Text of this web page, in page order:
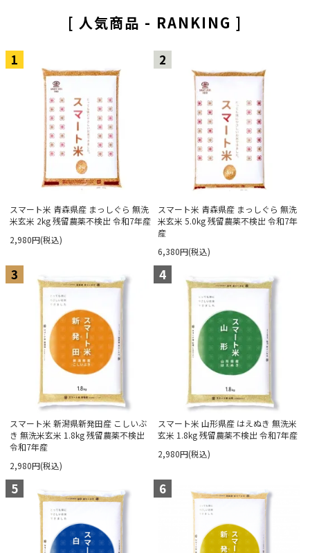
[ 人気商品 - RANKING ]
1
スマート米 青森県産 まっしぐら 無洗
米玄米 2kg 残留農薬不検出 令和7年産
2,980円(税込)
2
スマート米 青森県産 まっしぐら 無洗
米玄米 5.0kg 残留農薬不検出 令和7年
産
6,380円(税込)
3
スマート米 新潟県新発田産 こしいぶ
き 無洗米玄米 1.8kg 残留農薬不検出
令和7年産
2,980円(税込)
4
スマート米 山形県産 はえぬき 無洗米
玄米 1.8kg 残留農薬不検出 令和7年産
2,980円(税込)
5 6